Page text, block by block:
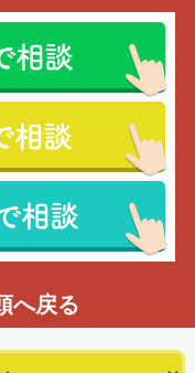
相談
相談
相談
へ戻る